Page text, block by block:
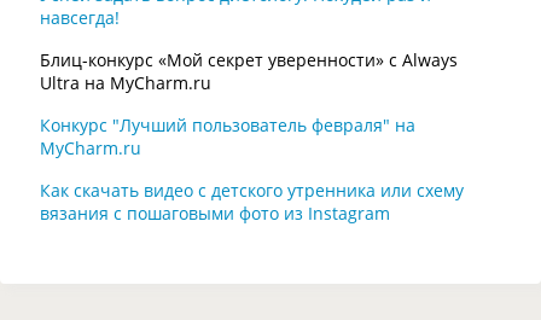
навсегда!
Блиц-конкурс «Мой секрет уверенности» с Always
Ultra на MyCharm.ru
Конкурс "Лучший пользователь февраля" на
MyCharm.ru
Как скачать видео с детского утренника или схему
вязания с пошаговыми фото из Instagram